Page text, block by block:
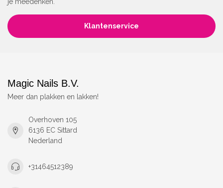
je meedenken.
Klantenservice
Magic Nails B.V.
Meer dan plakken en lakken!
Overhoven 105
6136 EC Sittard
Nederland
+31464512389